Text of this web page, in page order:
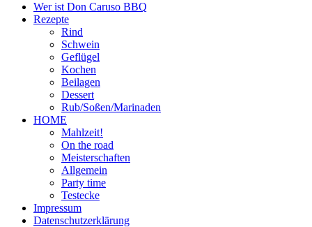
Wer ist Don Caruso BBQ
Rezepte
Rind
Schwein
Geflügel
Kochen
Beilagen
Dessert
Rub/Soßen/Marinaden
HOME
Mahlzeit!
On the road
Meisterschaften
Allgemein
Party time
Testecke
Impressum
Datenschutzerklärung